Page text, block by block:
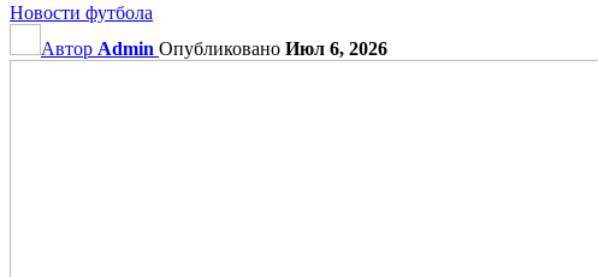
Новости футбола
Автор Admin Опубликовано Июл 6, 2026